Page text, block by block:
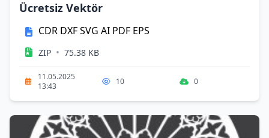
Ücretsiz Vektör
CDR DXFSVG AI PDF EPS
ZIP • 75.38 KB
11.05.2025
13:43
10 0